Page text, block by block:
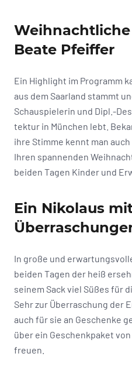
Beate Pfeiffer
Ein Highlight im Programm
aus dem Saarland stammt
Schauspielerin und Dipl.-
tektur in München lebt.
ihre Stimme kennt man
Ihren spannenden
beiden Tagen Kinder und
Ein Nikolaus
In große und
beiden Tagen der heiß
seinem Sack viel Süßes für
Sehr zur Überraschung der
auch für sie an Geschenke
über ein Geschenkpaket
freuen.